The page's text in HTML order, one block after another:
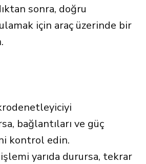
sonra, doğru
için araç üzerinde bir
bağlantıları ve güç
kontrol edin.
yarıda durursa, tekrar